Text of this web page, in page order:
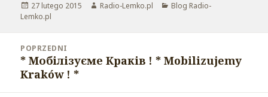
Opublikowano
27 lutego 2015 Autor
Radio-Lemko.pl Kategorie
Blog Radio-
Lemko.pl
wpisu
POPRZEDNI
Poprzedni
wpis:
* Мобілізуєме Краків ! * Mobilizujemy
Kraków ! *